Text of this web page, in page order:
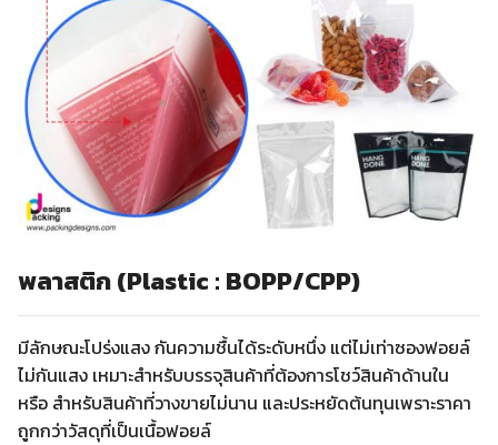
พลาสติก (Plastic : BOPP/CPP)
มีลักษณะโปร่งแสง กันความชื้นได้ระดับหนึ่ง แต่ไม่เท่าซองฟอยล์
ไม่กันแสง เหมาะสำหรับบรรจุสินค้าที่ต้องการโชว์สินค้าด้านใน
หรือ สำหรับสินค้าที่วางขายไม่นาน และประหยัดต้นทุนเพราะราคา
ถูกกว่าวัสดุที่เป็นเนื้อฟอยล์